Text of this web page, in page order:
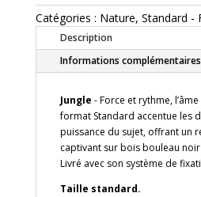
–
Gorille
gravure
sur
Standard
Catégories : Nature, Standard -
Description
Informations complémentaires
Jungle - Force et rythme,
format Standard accentue les
puissance du sujet, offrant un
captivant sur bois bouleau
Livré avec son système de
Taille standard.